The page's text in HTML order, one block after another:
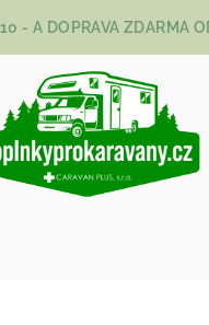
- A DOPRAVA ZDARMA